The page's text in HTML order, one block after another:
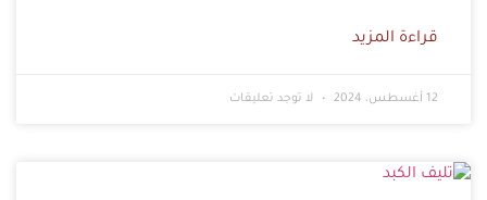
قراءة المزيد
12 أغسطس، 2024 لا توجد تعليقات